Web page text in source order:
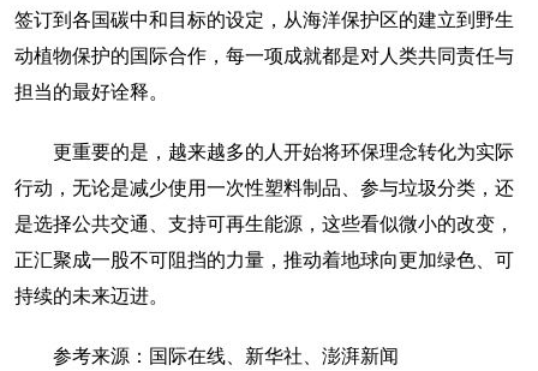
签订到各国碳中和目标的设定，从海洋保护区的建立到野生
动植物保护的国际合作，每一项成就都是对人类共同责任与
担当的最好诠释。
更重要的是，越来越多的人开始将环保理念转化为实际
行动，无论是减少使用一次性塑料制品、参与垃圾分类，还
是选择公共交通、支持可再生能源，这些看似微小的改变，
正汇聚成一股不可阻挡的力量，推动着地球向更加绿色、可
持续的未来迈进。
参考来源：国际在线、新华社、澎湃新闻